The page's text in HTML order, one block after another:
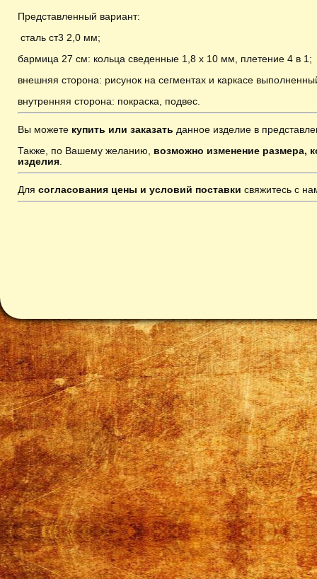
Представленный вариант:
сталь ст3 2,0 мм;
бармица 27 см: кольца сведенные 1,8 х 10 мм, плетение 4 в 1;
внешняя сторона: рисунок на сегментах и каркасе
внутренняя сторона: покраска, подвес
Вы можете купить или заказать данное изделие в
Также, по Вашему желанию, возможно изменение размера,
изделия
Для согласования цены и условий поставки свяжитесь с